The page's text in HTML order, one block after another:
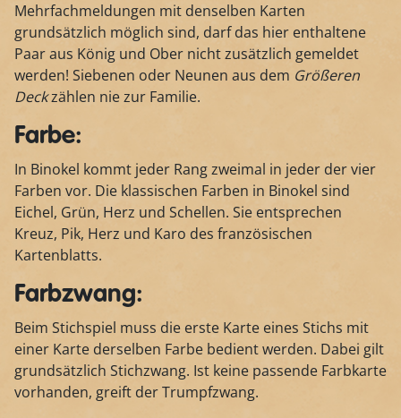
Mehrfachmeldungen mit denselben Karten
grundsätzlich möglich sind, darf das hier enthaltene
Paar aus König und Ober nicht zusätzlich gemeldet
werden! Siebenen oder Neunen aus dem Größeren
Deckzählen nie zur Familie.
Farbe:
In Binokel kommt jeder Rang zweimal in jeder der vier
Farben vor. Die klassischen Farben in Binokel sind
Eichel, Grün, Herz und Schellen. Sie entsprechen
Kreuz, Pik, Herz und Karo des französischen
Kartenblatts.
Farbzwang:
Beim Stichspiel muss die erste Karte eines Stichs mit
einer Karte derselben Farbe bedient werden. Dabei gilt
grundsätzlich Stichzwang. Ist keine passende Farbkarte
vorhanden, greift der Trumpfzwang.